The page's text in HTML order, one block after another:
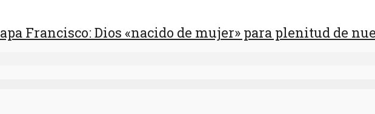
Francisco: Dios «nacido de mujer» para plenitud de